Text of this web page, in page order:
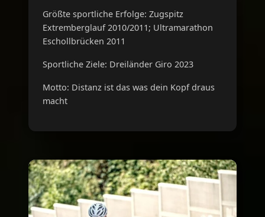
Größte sportliche Erfolge: Zugspitz
Extremberglauf 2010/2011; Ultramarathon
Eschollbrücken 2011
Sportliche Ziele: Dreiländer Giro 2023
Motto: Distanz ist das was dein Kopf draus
macht